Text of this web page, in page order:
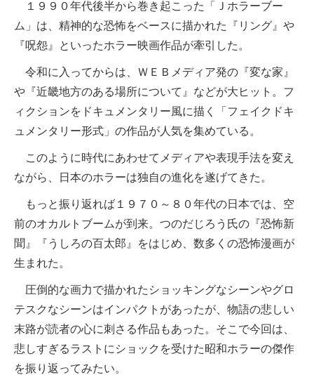
１９９０年代後半から巻き起こった「Ｊホラーブー
ム」は、精神的な恐怖をベースに描かれた『リング』や
『呪怨』といったホラー映画作品が牽引した。
令和に入ってからは、ＷＥＢメディア発の『変な家』
や『近畿地方のある場所について』などが大ヒット。フ
ィクションをドキュメンタリー風に描く「フェイクドキ
ュメンタリー形式」の作品が人気を集めている。
このように時代にあわせてメディアや表現手法を変え
ながら、日本のホラーは独自の進化を遂げてきた。
もっと振り返れば１９７０～８０年代の日本では、空
前のオカルトブームが到来。つのだじろう氏の『恐怖新
聞』『うしろの百太郎』をはじめ、数多くの恐怖漫画が
生まれた。
圧倒的な画力で描かれたショッキングなシーンやグロ
テスクなシーンはインパクトがあったが、物語の悲しい
末路が読者の心に刺さる作品もあった。そこで今回は、
悲しすぎるラストにショックを受けた昭和ホラーの傑作
を振り返ってみたい。